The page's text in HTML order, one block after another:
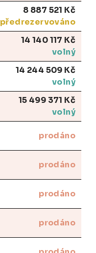
8 887 521 Kč
předrezervováno
14 140 117 Kč
volný
14 244 509 Kč
volný
15 499 371 Kč
volný
prodáno
prodáno
prodáno
prodáno